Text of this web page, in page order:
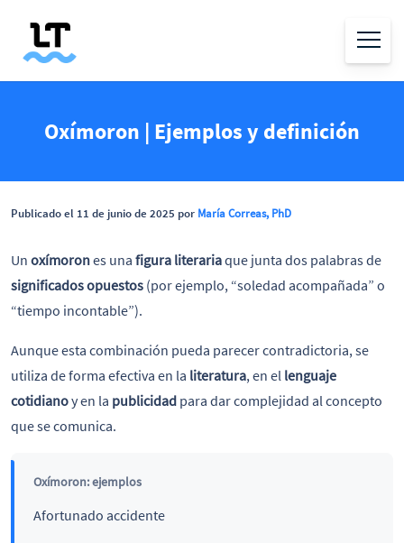
Oxímoron | Ejemplos y definición
Publicado el 11 de junio de 2025 por María Correas, PhD
Un oxímorones una figura literariaque junta dos palabras de
significados opuestos (por ejemplo, “soledad acompañada” o
“tiempo incontable”).
Aunque esta combinación pueda parecer contradictoria, se
utiliza de forma efectiva en la literatura, en el lenguaje
cotidianoy en la publicidad para dar complejidad al concepto
que se comunica.
Oxímoron: ejemplos
Afortunado accidente